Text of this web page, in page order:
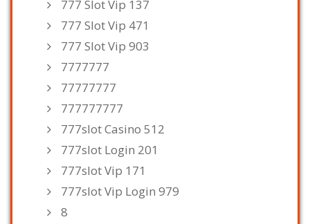
777 Slot Vip 137
777 Slot Vip 471
777 Slot Vip 903
7777777
77777777
777777777
777slot Casino 512
777slot Login 201
777slot Vip 171
777slot Vip Login 979
8